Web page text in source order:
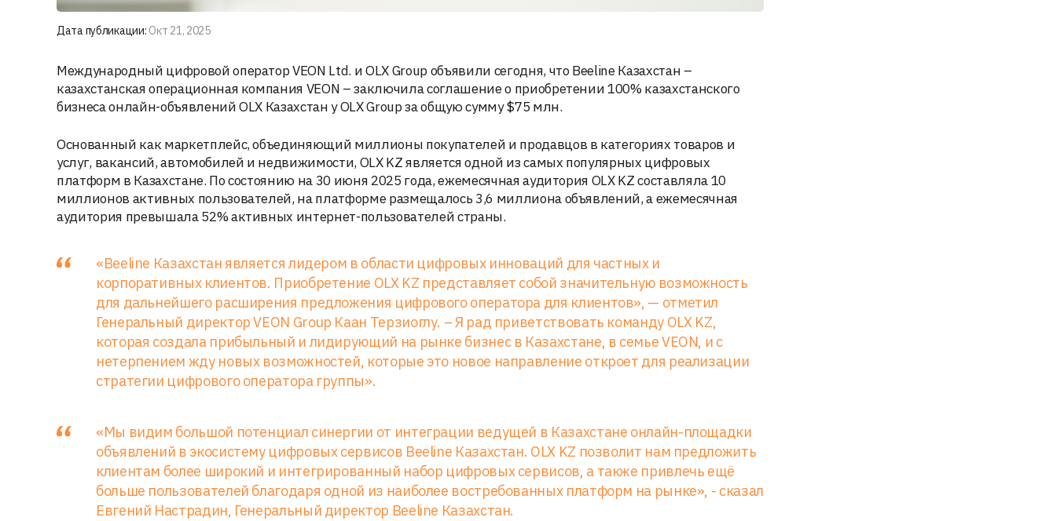
Дата публикации: Окт 21, 2025
Международный цифровой оператор VEON Ltd. и OLX Group объявили сегодня, что Beeline Казахстан –
казахстанская операционная компания VEON – заключила соглашение о приобретении 100% казахстанского
бизнеса онлайн-объявлений OLX Казахстан у OLX Group за общую сумму $75 млн.
Основанный как маркетплейс, объединяющий миллионы покупателей и продавцов в категориях товаров и
услуг, вакансий, автомобилей и недвижимости, OLX KZ является одной из самых популярных цифровых
платформ в Казахстане. По состоянию на 30 июня 2025 года, ежемесячная аудитория OLX KZ составляла 10
миллионов активных пользователей, на платформе размещалось 3,6 миллиона объявлений, а ежемесячная
аудитория превышала 52% активных интернет-пользователей страны.
«Beeline Казахстан является лидером в области цифровых инноваций для частных и
корпоративных клиентов. Приобретение OLX KZ представляет собой значительную возможность
для дальнейшего расширения предложения цифрового оператора для клиентов», — отметил
Генеральный директор VEON Group Каан Терзиоглу. – Я рад приветствовать команду OLX KZ,
которая создала прибыльный и лидирующий на рынке бизнес в Казахстане, в семье VEON, и с
нетерпением жду новых возможностей, которые это новое направление откроет для реализации
стратегии цифрового оператора группы».
«Мы видим большой потенциал синергии от интеграции ведущей в Казахстане онлайн-площадки
объявлений в экосистему цифровых сервисов Beeline Казахстан. OLX KZ позволит нам предложить
клиентам более широкий и интегрированный набор цифровых сервисов, а также привлечь ещё
больше пользователей благодаря одной из наиболее востребованных платформ на рынке», - сказал
Евгений Настрадин, Генеральный директор Beeline Казахстан.